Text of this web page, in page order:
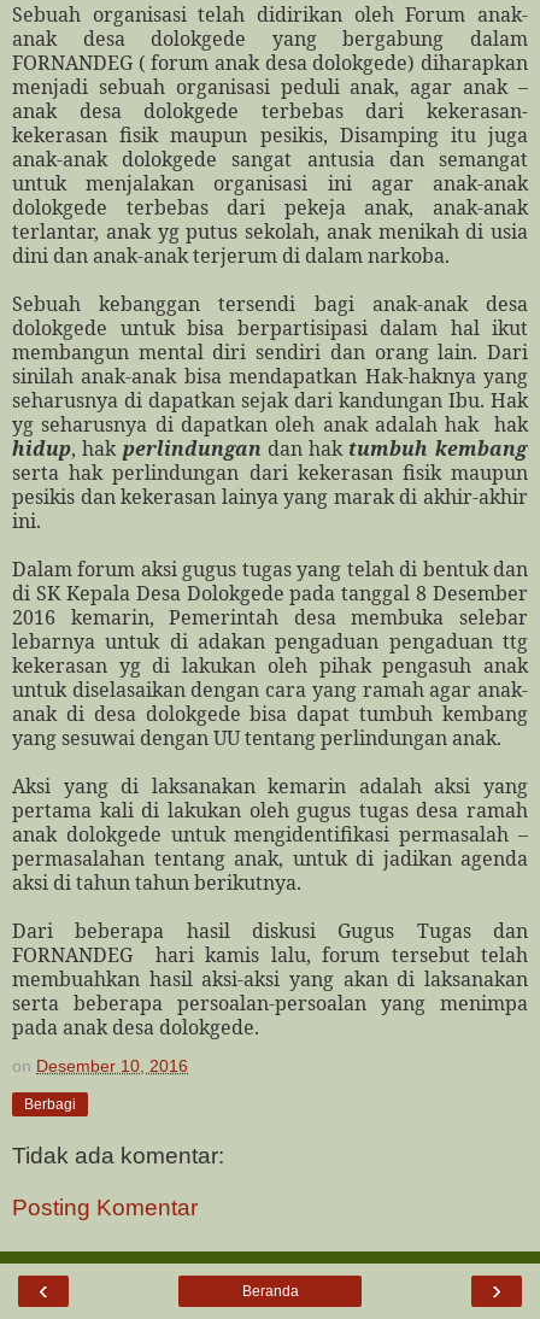
Sebuah organisasi telah didirikan oleh Forum anak-
anak desa dolokgede yang bergabung dalam
FORNANDEG ( forum anak desa dolokgede) diharapkan
menjadi sebuah organisasi peduli anak, agar anak –
anak desa dolokgede terbebas dari kekerasan-
kekerasan fisik maupun pesikis, Disamping itu juga
anak-anak dolokgede sangat antusia dan semangat
untuk menjalakan organisasi ini agar anak-anak
dolokgede terbebas dari pekeja anak, anak-anak
terlantar, anak yg putus sekolah, anak menikah di usia
dini dan anak-anak terjerum di dalam narkoba.
Sebuah kebanggan tersendi bagi anak-anak desa
dolokgede untuk bisa berpartisipasi dalam hal ikut
membangun mental diri sendiri dan orang lain. Dari
sinilah anak-anak bisa mendapatkan Hak-haknya yang
seharusnya di dapatkan sejak dari kandungan Ibu. Hak
yg seharusnya di dapatkan oleh anak adalah hak hak
hidup, hak perlindungan dan hak tumbuh kembang
serta hak perlindungan dari kekerasan fisik maupun
pesikis dan kekerasan lainya yang marak di akhir-akhir
ini.
Dalam forum aksi gugus tugas yang telah di bentuk dan
di SK Kepala Desa Dolokgede pada tanggal 8 Desember
2016 kemarin, Pemerintah desa membuka selebar
lebarnya untuk di adakan pengaduan pengaduan ttg
kekerasan yg di lakukan oleh pihak pengasuh anak
untuk diselasaikan dengan cara yang ramah agar anak-
anak di desa dolokgede bisa dapat tumbuh kembang
yang sesuwai dengan UU tentang perlindungan anak.
Aksi yang di laksanakan kemarin adalah aksi yang
pertama kali di lakukan oleh gugus tugas desa ramah
anak dolokgede untuk mengidentifikasi permasalah –
permasalahan tentang anak, untuk di jadikan agenda
aksi di tahun tahun berikutnya.
Dari beberapa hasil diskusi Gugus Tugas dan
FORNANDEG
hari kamis lalu, forum tersebut telah
membuahkan hasil aksi-aksi yang akan di laksanakan
serta beberapa persoalan-persoalan yang menimpa
pada anak desa dolokgede.
on Desember 10, 2016
Berbagi
Tidak ada komentar:
Posting Komentar
‹ ›
Beranda